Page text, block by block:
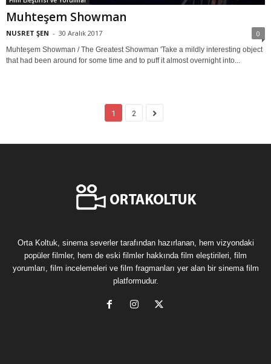
Muhteşem Showman
NUSRET ŞEN - 30 Aralık 2017 0
Muhteşem Showman / The Greatest Showman 'Take a mildly interesting object
that had been around for some time and to puff it almost overnight into...
1 2
Orta Koltuk, sinema severler tarafından hazırlanan, hem vizyondaki
popüler filmler, hem de eski filmler hakkında film eleştirileri, film
yorumları, film incelemeleri ve film fragmanları yer alan bir sinema film
platformudur.